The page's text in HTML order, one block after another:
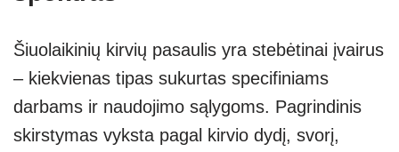
Šiuolaikinių kirvių pasaulis yra stebėtinai įvairus
– kiekvienas tipas sukurtas specifiniams
darbams ir naudojimo sąlygoms. Pagrindinis
skirstymas vyksta pagal kirvio dydį, svorį,